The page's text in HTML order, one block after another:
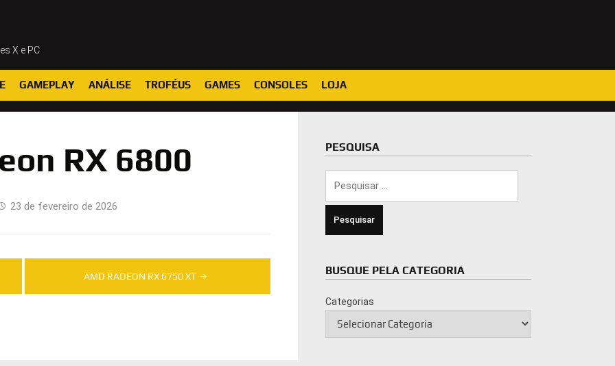
X e PC
GAMEPLAY ANÁLISE TROFÉUS GAMES CONSOLES LOJA
RX 6800
23 de fevereiro de 2026
AMD RADEON RX 6750 XT
PESQUISA
BUSQUE PELA CATEGORIA
Categorias